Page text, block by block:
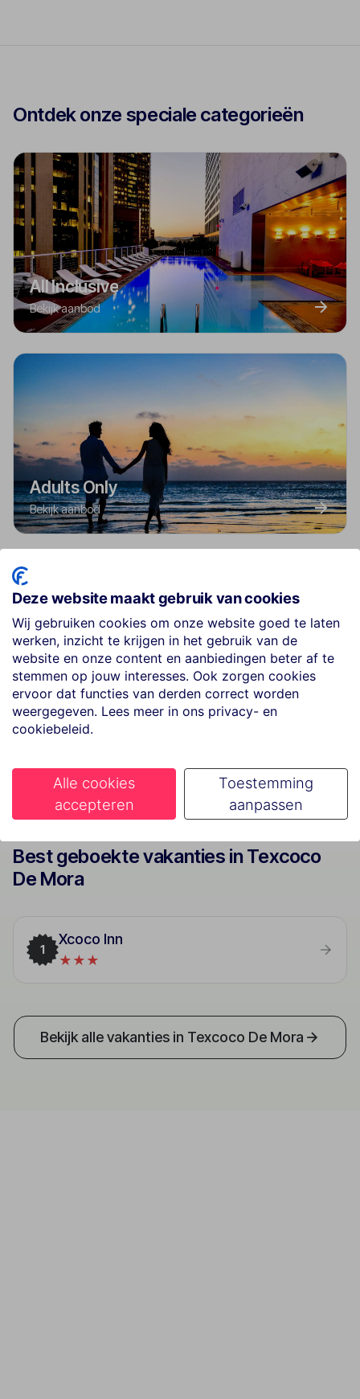
Ontdek onze speciale categorieën
All Inclusive
Bekijk aanbod
Adults Only
Bekijk aanbod
Last Minutes
Bekijk aanbod
Best geboekte vakanties in Texcoco
De Mora
1
Xcoco Inn
★★★
Bekijk alle vakanties in Texcoco De Mora
Deze website maakt gebruik van cookies
Wij gebruiken cookies om onze website goed te laten
werken, inzicht te krijgen in het gebruik van de
website en onze content en aanbiedingen beter af te
stemmen op jouw interesses. Ook zorgen cookies
ervoor dat functies van derden correct worden
weergegeven. Lees meer in ons privacy- en
cookiebeleid.
Alle cookies
accepteren
Toestemming
aanpassen